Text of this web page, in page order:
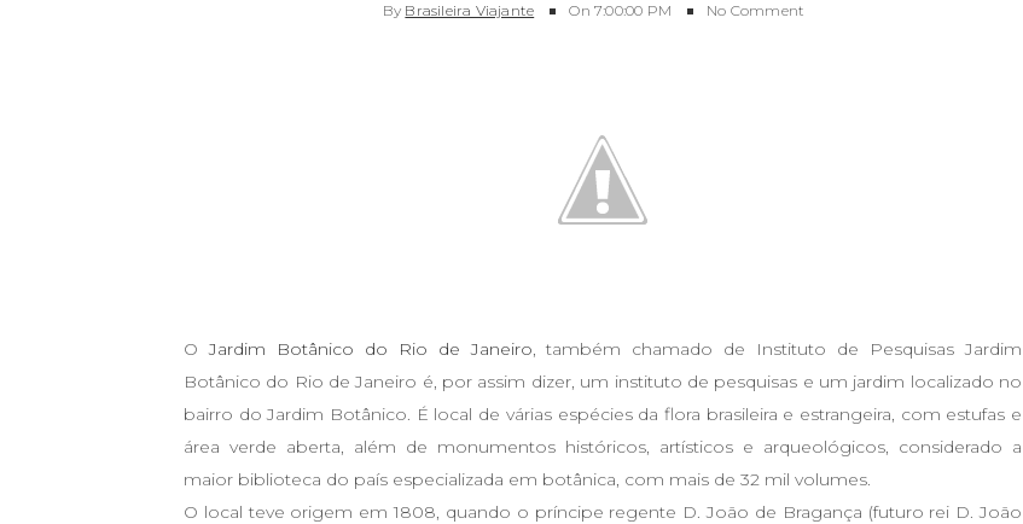
By Brasileira Viajante On 7:00:00 PM No Comment
OJardim Botânico do Rio de Janeiro, também chamado de Instituto de Pesquisas Jardim
Botânico do Rio de Janeiro é, por assim dizer, um instituto de pesquisas e um jardim localizado no
bairro do Jardim Botânico. É local de várias espécies da flora brasileira e estrangeira, com estufas e
área verde aberta, além de monumentos históricos, artísticos e arqueológicos, considerado a
maior biblioteca do país especializada em botânica, com mais de 32 mil volumes.
O local teve origem em 1808, quando o príncipe regente D. João de Bragança (futuro rei D. João